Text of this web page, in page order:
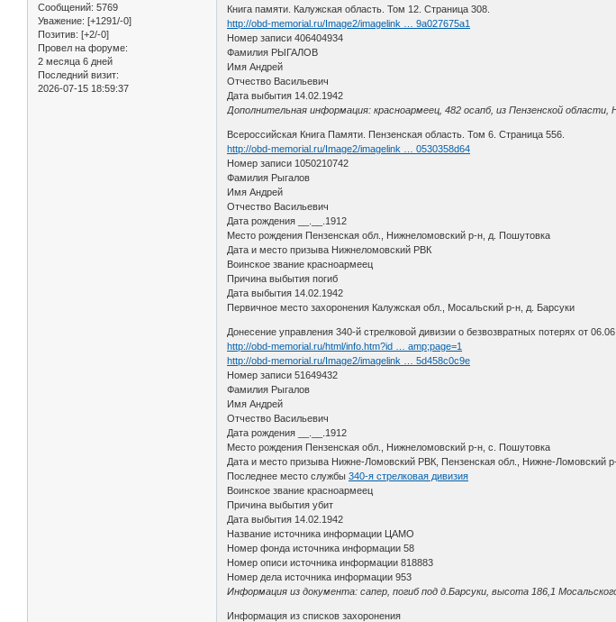
Сообщений: 5769
Уважение: [+1291/-0]
Позитив: [+2/-0]
Провел на форуме:
2 месяца 6 дней
Последний визит:
2026-07-15 18:59:37
Книга памяти. Калужская область. Том 12. Страница 308.
http://obd-memorial.ru/Image2/imagelink … 9a027675a1
Номер записи 406404934
Фамилия РЫГАЛОВ
Имя Андрей
Отчество Васильевич
Дата выбытия 14.02.1942
Дополнительная информация: красноармеец, 482 осапб, из Пензенской
Всероссийская Книга Памяти. Пензенская область. Том 6. Страница 556.
http://obd-memorial.ru/Image2/imagelink … 0530358d64
Номер записи 1050210742
Фамилия Рыгалов
Имя Андрей
Отчество Васильевич
Дата рождения __.__.1912
Место рождения Пензенская обл., Нижнеломовский р-н, д. Пошутовка
Дата и место призыва Нижнеломовский РВК
Воинское звание красноармеец
Причина выбытия погиб
Дата выбытия 14.02.1942
Первичное место захоронения Калужская обл., Мосальский р-н, д. Барсуки
Донесение управления 340-й стрелковой дивизии о безвозвратных потерях от
http://obd-memorial.ru/html/info.htm?id … amp;page=1
http://obd-memorial.ru/Image2/imagelink … 5d458c0c9e
Номер записи 51649432
Фамилия Рыгалов
Имя Андрей
Отчество Васильевич
Дата рождения __.__.1912
Место рождения Пензенская обл., Нижнеломовский р-н, с. Пошутовка
Дата и место призыва Нижне-Ломовский РВК, Пензенская обл., Нижне-Ломовский
Последнее место службы340-я стрелковая дивизия
Воинское звание красноармеец
Причина выбытия убит
Дата выбытия 14.02.1942
Название источника информации ЦАМО
Номер фонда источника информации 58
Номер описи источника информации 818883
Номер дела источника информации 953
Информация из документа: сапер, погиб под д.Барсуки, высота 186,1
Информация из списков захоронения